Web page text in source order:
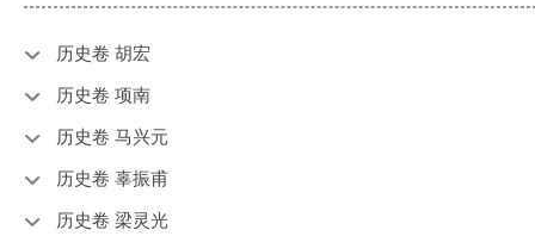
历史卷 胡宏
历史卷 项南
历史卷 马兴元
历史卷 辜振甫
历史卷 梁灵光